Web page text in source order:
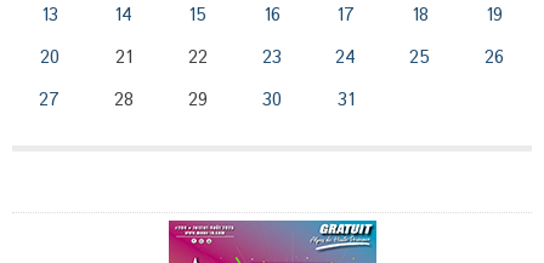
13
14 15 16 17 18
19
20
21 22 23 24 25
26
27
28 29 30 31